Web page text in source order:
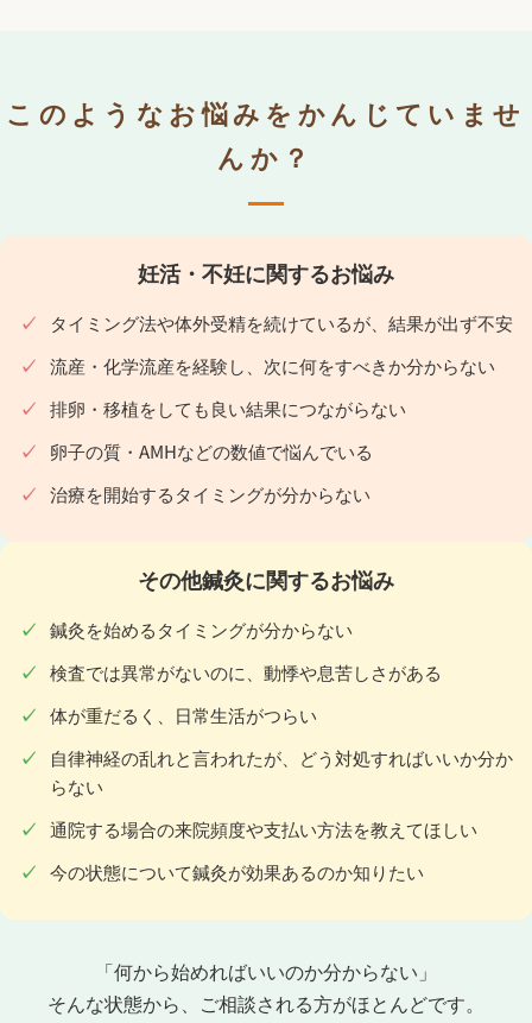
このようなお悩みをかんじていませ
んか？
妊活・不妊に関するお悩み
タイミング法や体外受精を続けているが、結果が出ず不安
流産・化学流産を経験し、次に何をすべきか分からない
排卵・移植をしても良い結果につながらない
卵子の質・AMHなどの数値で悩んでいる
治療を開始するタイミングが分からない
その他鍼灸に関するお悩み
鍼灸を始めるタイミングが分からない
検査では異常がないのに、動悸や息苦しさがある
体が重だるく、日常生活がつらい
自律神経の乱れと言われたが、どう対処すればいいか分か
らない
通院する場合の来院頻度や支払い方法を教えてほしい
今の状態について鍼灸が効果あるのか知りたい
「何から始めればいいのか分からない」
そんな状態から、ご相談される方がほとんどです。